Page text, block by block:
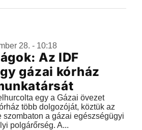
28. - 10:18
Az IDF
gázai kórház
egy a Gázai övezet
több dolgozóját, köztük az
szombaton a gázai egészségügyi
polgárőrség. A...